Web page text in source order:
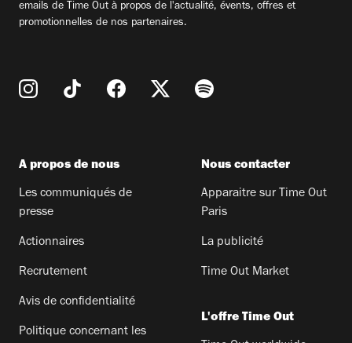
emails de Time Out à propos de l'actualité, évents, offres et
promotionnelles de nos partenaires.
A propos de nous
Les communiqués de
presse
Actionnaires
Recrutement
Avis de confidentialité
Politique concernant les
Nous contacter
Apparaitre sur Time Out
Paris
La publicité
Time Out Market
L'offre Time Out